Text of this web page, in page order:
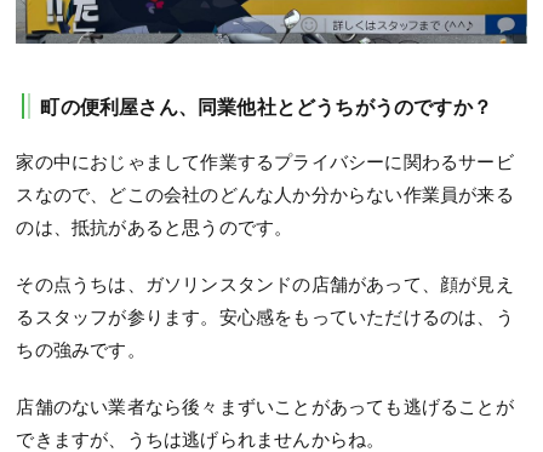
町の便利屋さん、同業他社とどうちがうのですか？
家の中におじゃまして作業するプライバシーに関わるサービ
スなので、どこの会社のどんな人か分からない作業員が来る
のは、抵抗があると思うのです。
その点うちは、ガソリンスタンドの店舗があって、顔が見え
るスタッフが参ります。安心感をもっていただけるのは、う
ちの強みです。
店舗のない業者なら後々まずいことがあっても逃げることが
できますが、うちは逃げられませんからね。